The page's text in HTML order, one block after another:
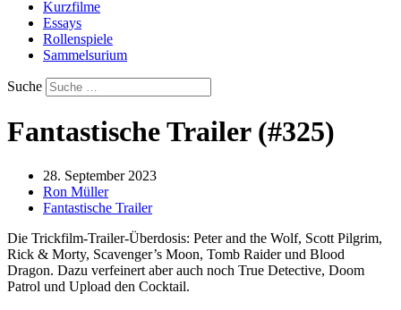
Kurzfilme
Essays
Rollenspiele
Sammelsurium
Suche
Fantastische Trailer (#325)
28. September 2023
Ron Müller
Fantastische Trailer
Die Trickfilm-Trailer-Überdosis: Peter and the Wolf, Scott Pilgrim,
Rick & Morty, Scavenger’s Moon, Tomb Raider und Blood
Dragon. Dazu verfeinert aber auch noch True Detective, Doom
Patrol und Upload den Cocktail.